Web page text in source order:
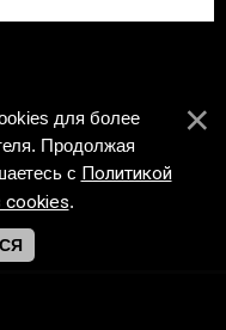
для более
Продолжая
с Политикой
cookies.